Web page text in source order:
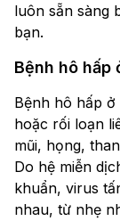
luôn sẵn sàng
bạn.
Bệnh hô hấp
Bệnh hô hấp
hoặc rối loạn
mũi, họng,
Do hệ miễn
khuẩn, virus
nhau, từ nhẹ